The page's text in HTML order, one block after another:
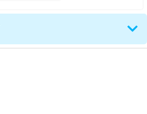
CV (Constant Voltage)CC